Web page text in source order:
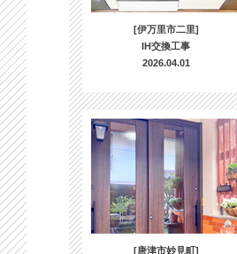
[伊万里市二里]
IH交換工事
2026.04.01
[唐津市妙見町]